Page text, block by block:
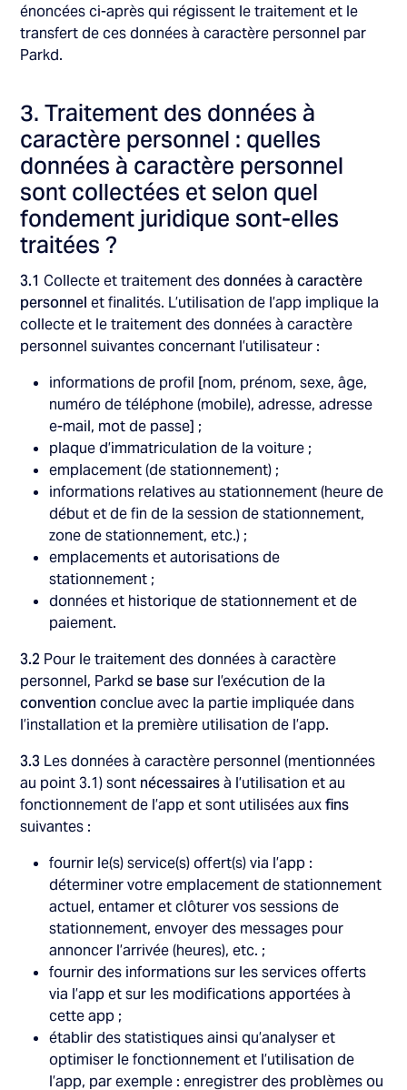
énoncées ci-après qui régissent le traitement et le
transfert de ces données à caractère personnel par
Parkd.
3. Traitement des données à
caractère personnel : quelles
données à caractère personnel
sont collectées et selon quel
fondement juridique sont-elles
traitées ?
3.1Collecte et traitement desdonnées à caractère
personnelet finalités. L’utilisation de l’app implique la
collecte et le traitement des données à caractère
personnel suivantes concernant l’utilisateur :
informations de profil [nom, prénom, sexe, âge,
numéro de téléphone (mobile), adresse, adresse
e-mail, mot de passe] ;
plaque d’immatriculation de la voiture ;
emplacement (de stationnement) ;
informations relatives au stationnement (heure de
début et de fin de la session de stationnement,
zone de stationnement, etc.) ;
emplacements et autorisations de
stationnement ;
données et historique de stationnement et de
paiement.
3.2 Pour le traitement des données à caractère
personnel, Parkdse basesur l’exécution de la
conventionconclue avec la partie impliquée dans
l’installation et la première utilisation de l’app.
3.3 Les données à caractère personnel (mentionnées
au point 3.1) sont nécessairesà l’utilisation et au
fonctionnement de l’app et sont utilisées auxfins
suivantes :
fournir le(s) service(s) offert(s) via l’app :
déterminer votre emplacement de stationnement
actuel, entamer et clôturer vos sessions de
stationnement, envoyer des messages pour
annoncer l’arrivée (heures), etc. ;
fournir des informations sur les services offerts
via l’app et sur les modifications apportées à
cette app ;
établir des statistiques ainsi qu’analyser et
optimiser le fonctionnement et l’utilisation de
l’app, par exemple : enregistrer des problèmes ou